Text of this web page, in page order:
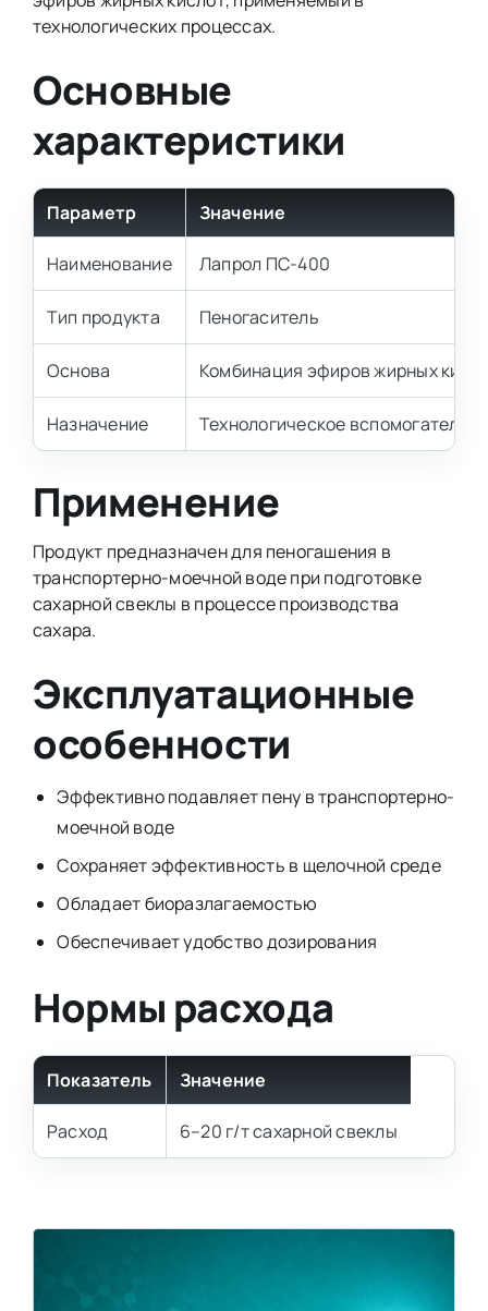
технологических процессах.
Основные
характеристики
Параметр Значение
Наименование Лапрол ПС-400
Тип продукта Пеногаситель
Основа Комбинация эфиров жирных
Назначение Технологическое
Применение
Продукт предназначен для пеногашения в
транспортерно-моечной воде при подготовке
сахарной свеклы в процессе производства
сахара.
Эксплуатационные
особенности
Эффективно подавляет пену в транспортерно-
моечной воде
Сохраняет эффективность в щелочной среде
Обладает биоразлагаемостью
Обеспечивает удобство дозирования
Нормы расхода
Показатель Значение
Расход 6–20 г/т сахарной свеклы